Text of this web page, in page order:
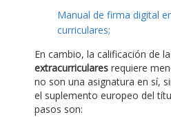
Manual de firma digital
curriculares;
En cambio, la calificación de
extracurriculares requiere
no son una asignatura en sí,
el suplemento europeo del
pasos son: